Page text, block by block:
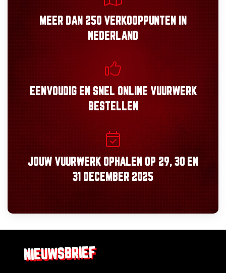
MEER DAN 250 VERKOOPPUNTEN
IN
NEDERLAND
EENVOUDIGEN SNEL ONLINE VUURWERK
BESTELLEN
JOUW VUURWERK OPHALEN OP 29, 30 EN
31 DECEMBER 2025
NIEUWSBRIEF